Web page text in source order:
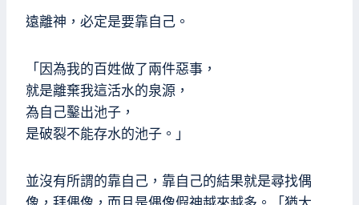
遠離神，必定是要靠自己。
「因為我的百姓做了兩件惡事，
就是離棄我這活水的泉源，
為自己鑿出池子，
是破裂不能存水的池子。」
並沒有所謂的靠自己，靠自己的結果就是尋找偶